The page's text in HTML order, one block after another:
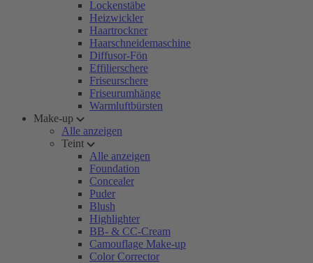
Lockenstäbe
Heizwickler
Haartrockner
Haarschneidemaschine
Diffusor-Fön
Effilierschere
Friseurschere
Friseurumhänge
Warmluftbürsten
Make-up
Alle anzeigen
Teint
Alle anzeigen
Foundation
Concealer
Puder
Blush
Highlighter
BB- & CC-Cream
Camouflage Make-up
Color Corrector